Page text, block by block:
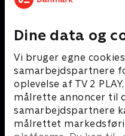
Dine data og
Vi bruger egne
samarbejdspartnere
oplevelse af TV 2
målrette annoncer til
samarbejdspartnere
målrettet
Robssons (dansk tale)
Komedie • 1 sæsoner